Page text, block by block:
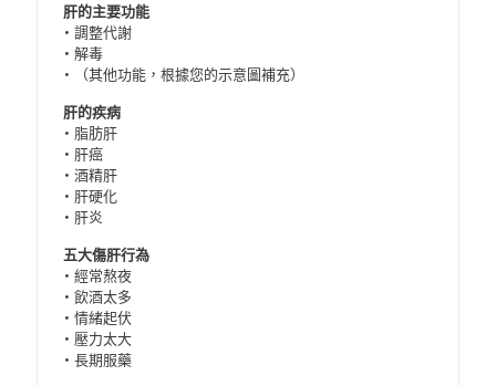
肝的主要功能
• 調整代謝
• 解毒
• （其他功能，根據您的示意圖補充）
肝的疾病
• 脂肪肝
• 肝癌
• 酒精肝
• 肝硬化
• 肝炎
五大傷肝行為
• 經常熬夜
• 飲酒太多
• 情緒起伏
• 壓力太大
• 長期服藥